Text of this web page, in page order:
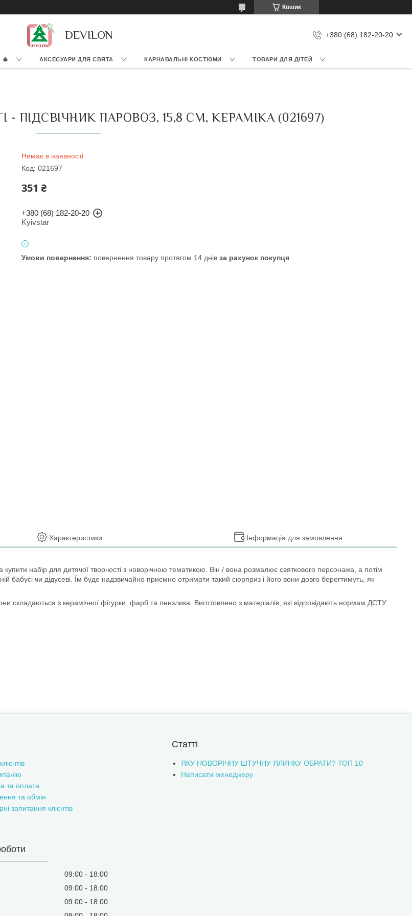
Кошик
DEVILON +380 (68) 182-20-20
🎄 АКСЕСУАРИ ДЛЯ СВЯТА КАРНАВАЛЬНІ КОСТЮМИ ТОВАРИ ДЛЯ ДІТЕЙ
- ПІДСВІЧНИК ПАРОВОЗ, 15,8 СМ, КЕРАМІКА (021697)
Немає в наявності
Код: 021697
351 ₴
+380 (68) 182-20-20
Kyivstar
повернення товару протягом 14 днів за рахунок покупця
Характеристики Інформація для замовлення
набір для дитячої творчості з новорічною тематикою. Він / вона розмалює святкового персонажа, а потім
бабусі чи дідусеві. Їм буде надзвичайно приємно отримати такий сюрприз і його вони довго берегтимуть, як
складаються з керамічної фігурки, фарб та пензлика. Виготовлено з матеріалів, які відповідають нормам ДСТУ.
та оплата
та обмін
запитання клієнтів
Статті
ЯКУ НОВОРІЧНУ ШТУЧНУ ЯЛИНКУ ОБРАТИ? ТОП 10
Написати менеджеру
09:00
18:00
09:00
18:00
09:00
18:00